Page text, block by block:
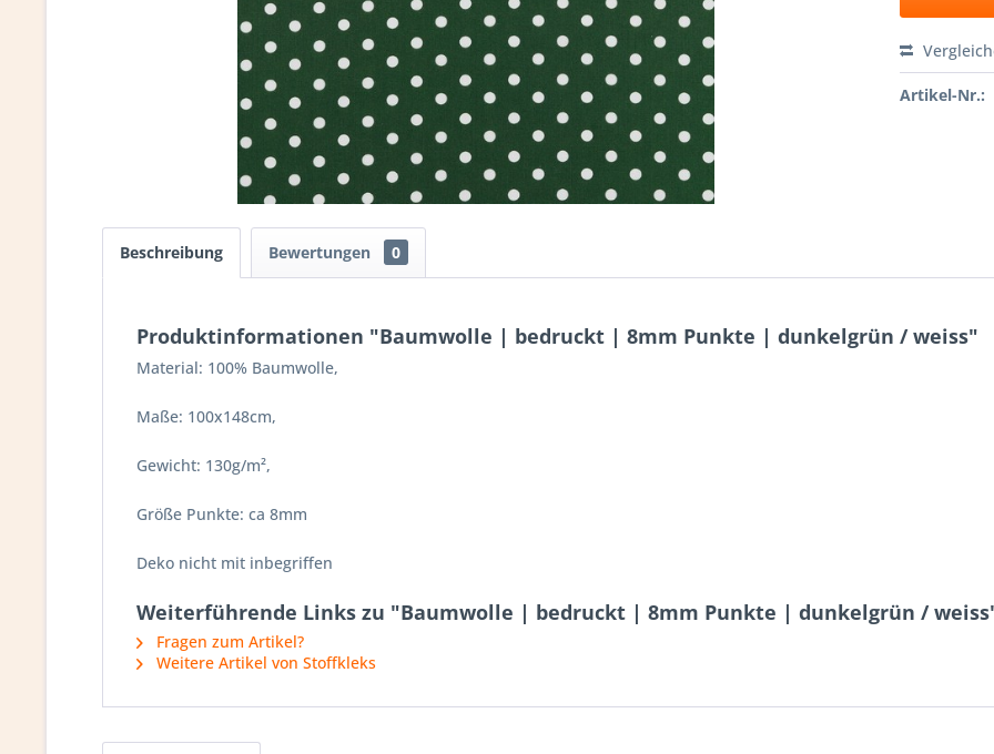
Artikel-Nr.:
Beschreibung Bewertungen 0
Produktinformationen "Baumwolle | bedruckt | 8mm Punkte | dunkelgrün / weiss"
Material: 100% Baumwolle,
Maße: 100x148cm,
Gewicht: 130g/m²,
Größe Punkte: ca 8mm
Deko nicht mit inbegriffen
Weiterführende Links zu "Baumwolle | bedruckt | 8mm Punkte | dunkelgrün /
Fragen zum Artikel?
Weitere Artikel von Stoffkleks